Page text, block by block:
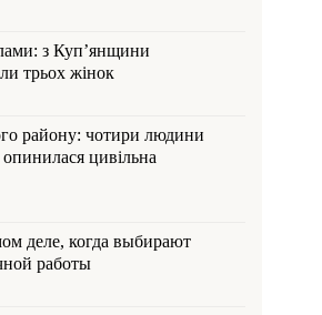
з Куп’янщини
трьох жінок
району: чотири людини
цивільна
деле, когда выбирают
работы